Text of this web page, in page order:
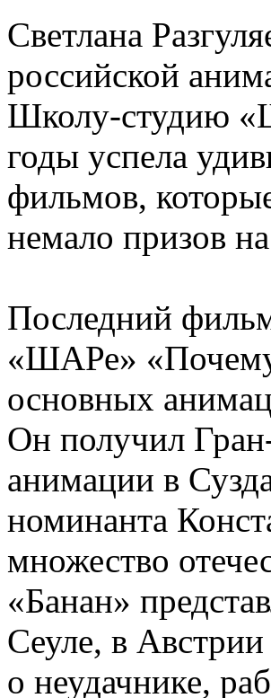
Светлана
российской
Школу-студию
годы успела
фильмов,
немало призов
Последний
«ШАРе» «Почему
основных
Он получил
анимации в
номинанта
множество
«Банан»
Сеуле, в
о неудачнике,